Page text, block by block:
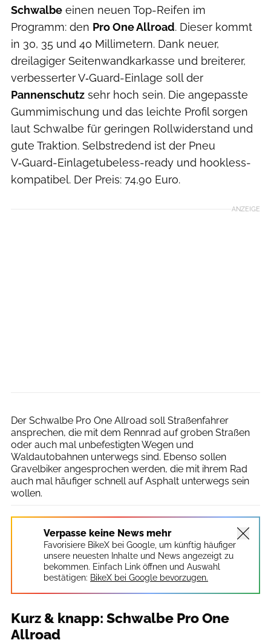
Schwalbe einen neuen Top-Reifen im
Programm: den Pro One Allroad. Dieser kommt
in 30, 35 und 40 Millimetern. Dank neuer,
dreilagiger Seitenwandkarkasse und breiterer,
verbesserter V‑Guard-Einlage soll der
Pannenschutz sehr hoch sein. Die angepasste
Gummimischung und das leichte Profil sorgen
laut Schwalbe für geringen Rollwiderstand und
gute Traktion. Selbstredend ist der Pneu
V‑Guard-Einlagetubeless-ready und hookless-
kompatibel. Der Preis: 74,90 Euro.
ANZEIGE
Der Schwalbe Pro One Allroad soll Straßenfahrer
ansprechen, die mit dem Rennrad auf groben Straßen
oder auch mal unbefestigten Wegen und
Waldautobahnen unterwegs sind. Ebenso sollen
Gravelbiker angesprochen werden, die mit ihrem Rad
auch mal häufiger schnell auf Asphalt unterwegs sein
wollen.
Verpasse keine News mehr
Favorisiere BikeX bei Google, um künftig häufiger
unsere neuesten Inhalte und News angezeigt zu
bekommen. Einfach Link öffnen und Auswahl
bestätigen: BikeX bei Google bevorzugen.
Kurz & knapp: Schwalbe Pro One
Allroad